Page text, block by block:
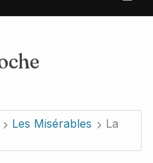
Les Misérables
La